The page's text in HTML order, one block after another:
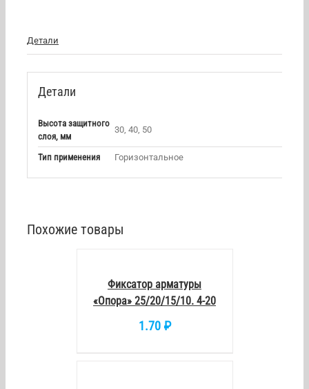
Детали
Детали
Высота защитного
слоя, мм
30, 40, 50
Тип применения Горизонтальное
Похожие товары
Фиксатор арматуры
«Опора» 25/20/15/10. 4-20
1.70 ₽